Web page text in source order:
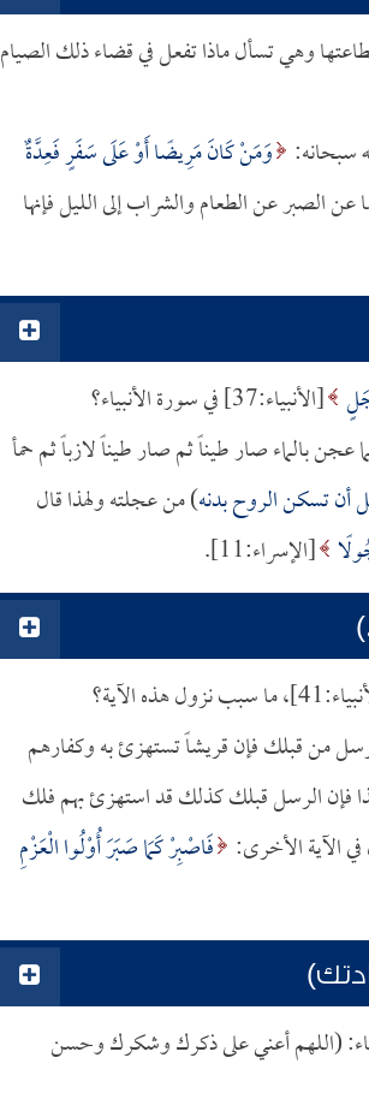
وهي تسأل ماذا تفعل في قضاء ذلك الصيام
سبحانه: وَمَنْ كَانَ مَرِيضًا أَوْ عَلَى سَفَرٍ فَعِدَّةٌ
عن الصبر عن الطعام والشراب إلى الليل فإنها
[الأنبياء:37] في سورة الأنبياء؟
بالماء صار طيناً ثم صار طيناً لازباً ثم حمأ
أن تسكن الروح بدنه) من عجلته ولهذا قال
[الإسراء:11].
سبب نزول هذه الآية؟
من قبلك فإن قريشاً تستهزئ به وكفارهم
فإن الرسل قبلك كذلك قد استهزئ بهم فلك
الآية الأخرى: فَاصْبِرْ كَمَا صَبَرَ أُوْلُوا الْعَزْمِ
(اللهم أعني على ذكرك وشكرك وحسن